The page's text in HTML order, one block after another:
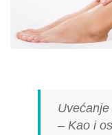
– Kao i